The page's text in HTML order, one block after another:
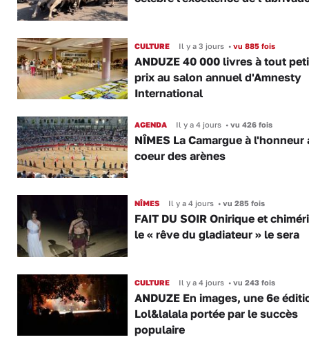
CULTURE Il y a 3 jours •vu 885 fois
ANDUZE 40 000 livres à tout
prix au salon annuel d'Amnesty
International
AGENDA Il y a 4 jours •vu 426 fois
NÎMES La Camargue à l'honneur
coeur des arènes
NÎMES Il y a 4 jours •vu 285 fois
FAIT DU SOIR Onirique et
le « rêve du gladiateur » le sera
CULTURE Il y a 4 jours •vu 243 fois
ANDUZE En images, une 6e
Lol&lalala portée par le succès
populaire